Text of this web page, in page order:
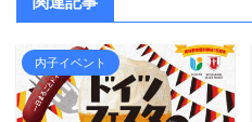
内子イベント